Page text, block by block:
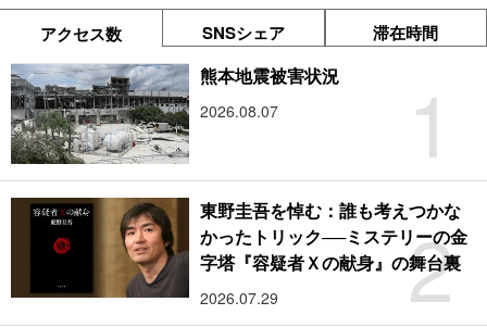
アクセス数 SNSシェア 滞在時間
1
熊本地震被害状況
2026.08.07
2
東野圭吾を悼む：誰も考えつかな
かったトリック──ミステリーの金
字塔『容疑者Ｘの献身』の舞台裏
2026.07.29